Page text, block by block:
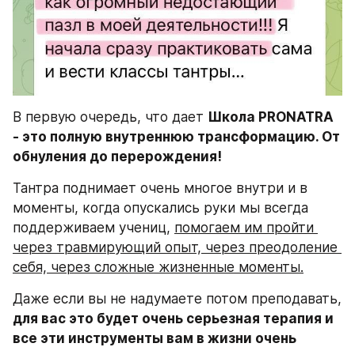
В первую очередь, что дает Школа PRONATRA
- это полную внутреннюю трансформацию. От
обнуления до перерождения!
Тантра поднимает очень многое внутри и в
моменты, когда опускались руки мы всегда
поддерживаем учениц, помогаем им пройти
через травмирующий опыт, через преодоление
себя, через сложные жизненные моменты.
для вас это будет очень серьезная терапия и
все эти инструменты вам в жизни очень